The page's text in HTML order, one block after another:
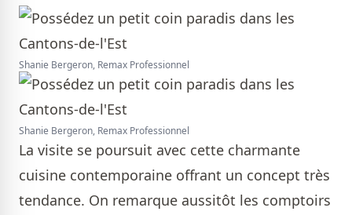
Shanie Bergeron, Remax Professionnel
Shanie Bergeron, Remax Professionnel
La visite se poursuit avec cette charmante
cuisine contemporaine offrant un concept très
tendance. On remarque aussitôt les comptoirs